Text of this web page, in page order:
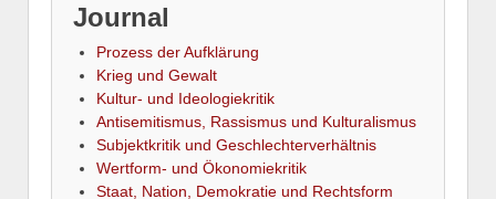
Journal
Prozess der Aufklärung
Krieg und Gewalt
Kultur- und Ideologiekritik
Antisemitismus, Rassismus und Kulturalismus
Subjektkritik und Geschlechterverhältnis
Wertform- und Ökonomiekritik
Staat, Nation, Demokratie und Rechtsform